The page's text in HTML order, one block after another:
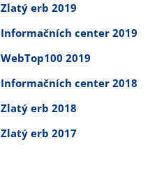
Zlatý erb 2019
Informačních center 2019
WebTop100 2019
Informačních center 2018
Zlatý erb 2018
Zlatý erb 2017